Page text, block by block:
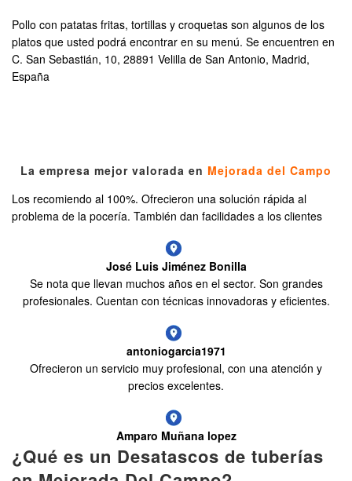
Pollo con patatas fritas, tortillas y croquetas son algunos de los
platos que usted podrá encontrar en su menú. Se encuentren en
C. San Sebastián, 10, 28891 Velilla de San Antonio, Madrid,
España
La empresa mejor valorada en Mejorada del Campo
Los recomiendo al 100%. Ofrecieron una solución rápida al
problema de la pocería. También dan facilidades a los clientes
José Luis Jiménez Bonilla
Se nota que llevan muchos años en el sector. Son grandes
profesionales. Cuentan con técnicas innovadoras y eficientes.
antoniogarcia1971
Ofrecieron un servicio muy profesional, con una atención y
precios excelentes.
Amparo Muñana lopez
¿Qué es un Desatascos de tuberías